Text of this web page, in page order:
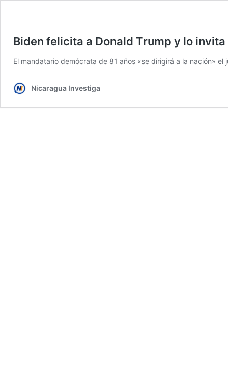
Biden felicita a Donald Trump y lo invita
El mandatario demócrata de 81 años «se dirigirá a la nación»
Nicaragua Investiga